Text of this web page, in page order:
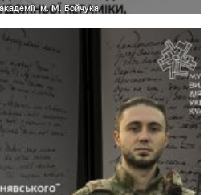
ім. М. Бойчука